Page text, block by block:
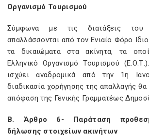
Οργανισμό Τουρισμού
Σύμφωνα με τις διατάξεις του
απαλλάσσονται από τον Ενιαίο Φόρο
τα δικαιώματα στα ακίνητα, τα
Ελληνικό Οργανισμό Τουρισμού
ισχύει αναδρομικά από την 1η
διαδικασία χορήγησης της απαλλαγής
απόφαση της Γενικής Γραμματέως
Β. Άρθρο 6- Παράταση
δήλωσης στοιχείων ακινήτων